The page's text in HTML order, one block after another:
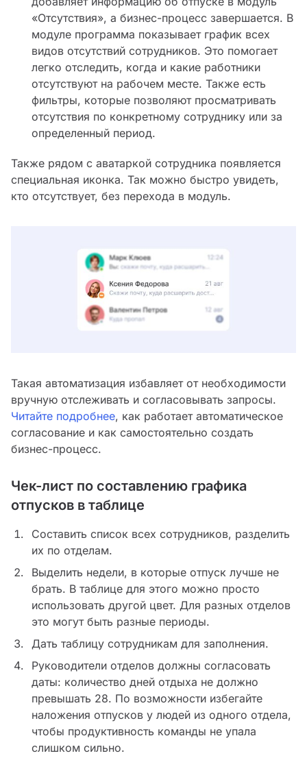
«Отсутствия», а бизнес-процесс завершается. В
модуле программа показывает график всех
видов отсутствий сотрудников. Это помогает
легко отследить, когда и какие работники
отсутствуют на рабочем месте. Также есть
фильтры, которые позволяют просматривать
отсутствия по конкретному сотруднику или за
определенный период.
Также рядом с аватаркой сотрудника появляется
специальная иконка. Так можно быстро увидеть,
кто отсутствует, без перехода в модуль.
Такая автоматизация избавляет от необходимости
вручную отслеживать и согласовывать запросы.
Читайте подробнее, как работает автоматическое
согласование и как самостоятельно создать
бизнес-процесс.
Чек-лист по составлению графика
отпусков в таблице
Составить список всех сотрудников, разделить
их по отделам.
Выделить недели, в которые отпуск лучше не
брать. В таблице для этого можно просто
использовать другой цвет. Для разных отделов
это могут быть разные периоды.
Дать таблицу сотрудникам для заполнения.
Руководители отделов должны согласовать
даты: количество дней отдыха не должно
превышать 28. По возможности избегайте
наложения отпусков у людей из одного отдела,
чтобы продуктивность команды не упала
слишком сильно.